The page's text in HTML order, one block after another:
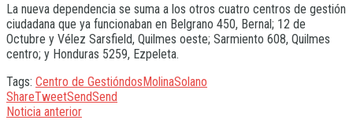
La nueva dependencia se suma a los otros cuatro centros de gestión
ciudadana que ya funcionaban en Belgrano 450, Bernal; 12 de
Octubre y Vélez Sarsfield, Quilmes oeste; Sarmiento 608, Quilmes
centro; y Honduras 5259, Ezpeleta.
Tags: Centro de GestióndosMolinaSolano
ShareTweetSendSend
Noticia anterior